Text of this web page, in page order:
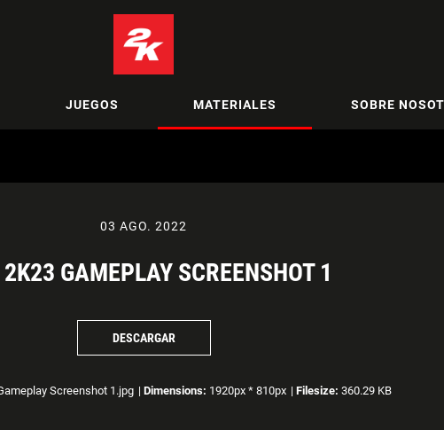
JUEGOS MATERIALES SOBRE
03 AGO. 2022
GAMEPLAY SCREENSHOT 1
DESCARGAR
Screenshot 1.jpg | Dimensions: 1920px * 810px | Filesize: 360.29 KB